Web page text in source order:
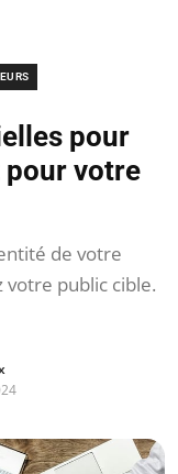
pour
votre
de votre
votre public cible.